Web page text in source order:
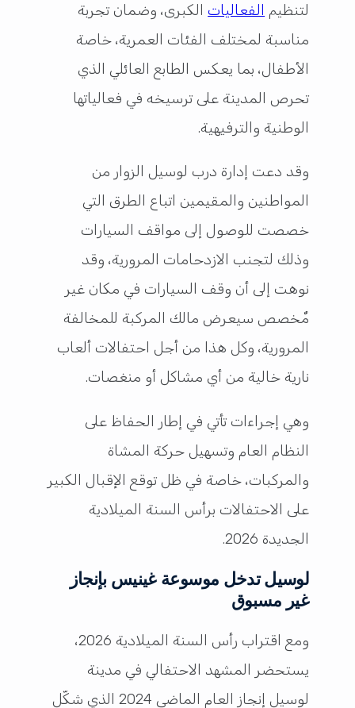
لتنظيم الفعالياتالكبرى، وضمان تجربة
مناسبة لمختلف الفئات العمرية، خاصة
الأطفال، بما يعكس الطابع العائلي الذي
تحرص المدينة على ترسيخه في فعالياتها
الوطنية والترفيهية.
وقد دعت إدارة درب لوسيل الزوار من
المواطنين والمقيمين اتباع الطرق التي
خصصت للوصول إلى مواقف السيارات
وذلك لتجنب الازدحامات المرورية، وقد
نوهت إلى أن وقف السيارات في مكان غير
مٌخصص سيعرض مالك المركبة للمخالفة
المرورية، وكل هذا من أجل احتفالات ألعاب
نارية خالية من أي مشاكل أو منغصات.
وهي إجراءات تأتي في إطار الحفاظ على
النظام العام وتسهيل حركة المشاة
والمركبات، خاصة في ظل توقع الإقبال الكبير
على الاحتفالات برأس السنة الميلادية
الجديدة 2026.
لوسيل تدخل موسوعة غينيس بإنجاز
غير مسبوق
ومع اقتراب رأس السنة الميلادية 2026،
يستحضر المشهد الاحتفالي في مدينة
لوسيل إنجاز العام الماضي 2024 الذي شكّل